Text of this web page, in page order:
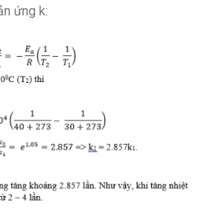
ứng k: